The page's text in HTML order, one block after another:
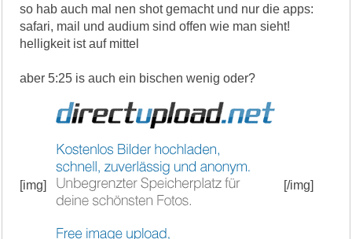
so hab auch mal nen shot gemacht und nur die apps:
safari, mail und audium sind offen wie man sieht!
helligkeit ist auf mittel
aber 5:25 is auch ein bischen wenig oder?
[img] [/img]